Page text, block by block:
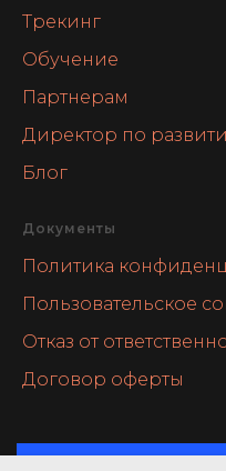
Трекинг
Обучение
Партнерам
Директор по
Блог
Документы
Политика
Пользовательское
Отказ от
Договор оферты